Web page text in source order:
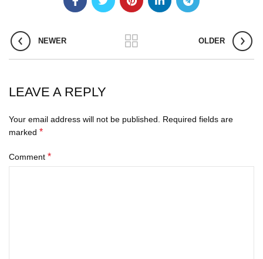
NEWER OLDER
LEAVE A REPLY
Your email address will not be published.
Required fields are
marked *
Comment *